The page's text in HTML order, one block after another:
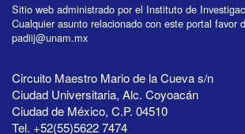
Sitio web administrado por el Instituto de
Cualquier asunto relacionado con este portal favor
padiij@unam.mx
Circuito Maestro Mario de la Cueva s/n
Ciudad Universitaria, Alc. Coyoacán
Ciudad de México, C.P. 04510
Tel. +52(55)5622 7474